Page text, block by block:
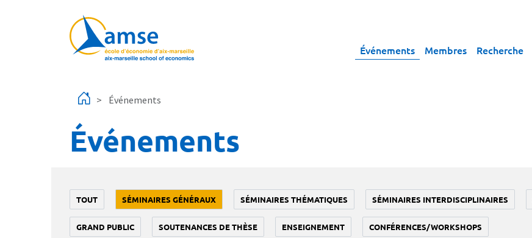
Événements Membres Recherche
Événements
Événements
TOUT SÉMINAIRES GÉNÉRAUX SÉMINAIRES THÉMATIQUES SÉMINAIRES INTERDISCIPLINAIRES
GRAND PUBLIC SOUTENANCES DE THÈSE ENSEIGNEMENT CONFÉRENCES/WORKSHOPS